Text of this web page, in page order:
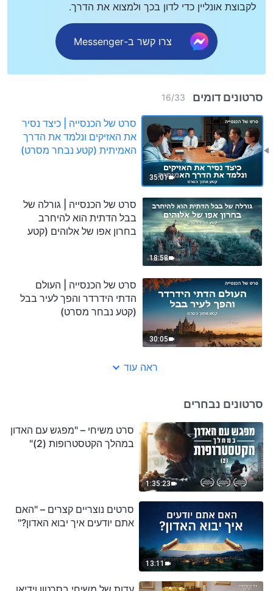
לקבוצת אונליין כדי לדון בכך ולמצוא את הדרך.
צרו קשר ב-Messenger
סרטונים דומים 16/33
35:01
סרט של הכנסייה | כיצד נסיר
את האזיקים ונלמד את הדרך
האמיתית (קטע נבחר מסרט)
18:58
סרט של הכנסייה | גורלה של
בבל הדתית הוא להיחרב
בחרון אפו של אלוהים (קטע
30:05
סרט של הכנסייה | העולם
הדתי הידרדר והפך לעיר בבל
(קטע נבחר מסרט)
ראה עוד
סרטונים נבחרים
1:35:23
סרט משיחי – "מפגש עם האדון
במהלך הקטסטרופות (2)"
13:11
סרטים נוצריים קצרים – "האם
אתם יודעים איך יבוא האדון?"